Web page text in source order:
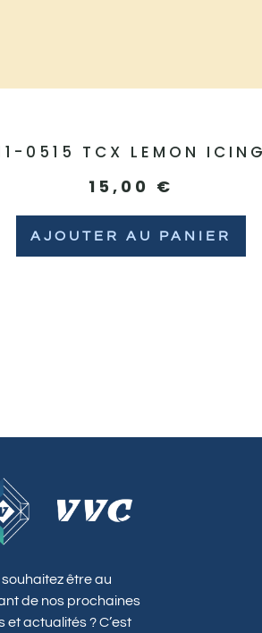
0515 TCX LEMON ICING
15,00 €
AJOUTER AU PANIER
souhaitez être au
de nos prochaines
et actualités ? C’est